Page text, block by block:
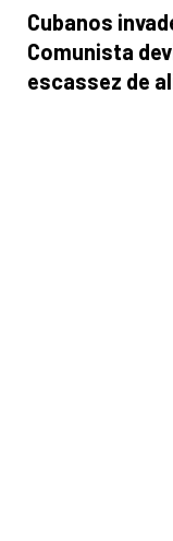
Cubanos
Comunista
escassez de